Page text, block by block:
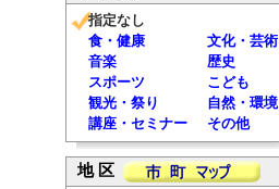
指定なし
食・健康
文化・芸術
音楽
歴史
スポーツ
こども
観光・祭り
自然・環境
講座・セミナー
その他
地 区